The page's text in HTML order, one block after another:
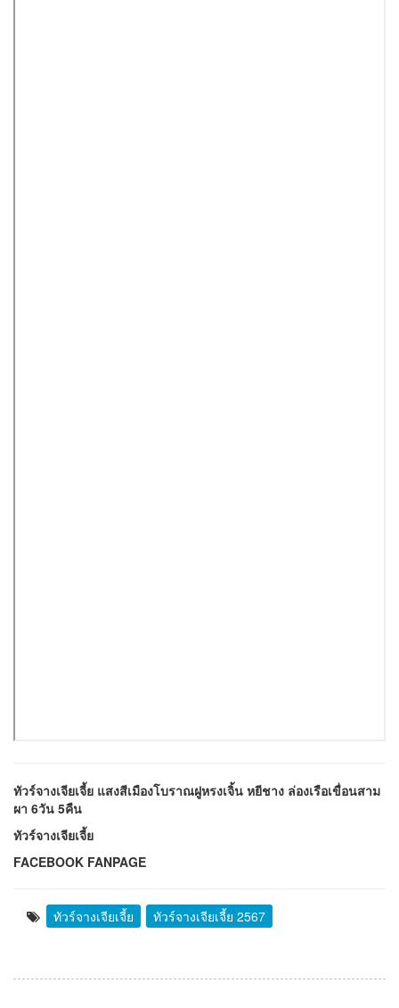
ทัวร์จางเจียเจี้ย แสงสีเมืองโบราณฝูหรงเจิ้น หยีชาง ล่องเรือเขื่อนสาม
ผา 6วัน 5คืน
ทัวร์จางเจียเจี้ย
FACEBOOK FANPAGE
ทัวร์จางเจียเจี้ย ทัวร์จางเจียเจี้ย 2567